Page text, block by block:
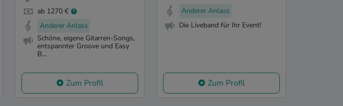
ab 1270 €
Anderer Anlass
Schöne, eigene Gitarren-Songs,
entspannter Groove und Easy
B...
Zum Profil
Anderer Anlass
Die Liveband für Ihr Event!
Zum Profil